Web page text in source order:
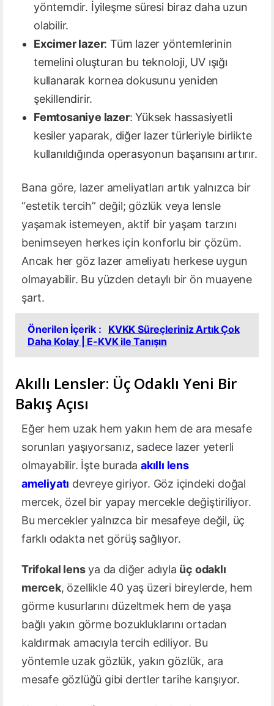
yöntemdir. İyileşme süresi biraz daha uzun
olabilir.
Excimer lazer: Tüm lazer yöntemlerinin
temelini oluşturan bu teknoloji, UV ışığı
kullanarak kornea dokusunu yeniden
şekillendirir.
Femtosaniye lazer: Yüksek hassasiyetli
kesiler yaparak, diğer lazer türleriyle birlikte
kullanıldığında operasyonun başarısını artırır.
Bana göre, lazer ameliyatları artık yalnızca bir
“estetik tercih” değil; gözlük veya lensle
yaşamak istemeyen, aktif bir yaşam tarzını
benimseyen herkes için konforlu bir çözüm.
Ancak her göz lazer ameliyatı herkese uygun
olmayabilir. Bu yüzden detaylı bir ön muayene
şart.
Önerilen İçerik :
KVKK Süreçleriniz Artık Çok
Daha Kolay | E-KVK ile Tanışın
Akıllı Lensler: Üç Odaklı Yeni Bir
Bakış Açısı
Eğer hem uzak hem yakın hem de ara mesafe
sorunları yaşıyorsanız, sadece lazer yeterli
olmayabilir. İşte buradaakıllı lens
ameliyatı devreye giriyor. Göz içindeki doğal
mercek, özel bir yapay mercekle değiştiriliyor.
Bu mercekler yalnızca bir mesafeye değil, üç
farklı odakta net görüş sağlıyor.
Trifokal lensya da diğer adıyla üç odaklı
mercek, özellikle 40 yaş üzeri bireylerde, hem
görme kusurlarını düzeltmek hem de yaşa
bağlı yakın görme bozukluklarını ortadan
kaldırmak amacıyla tercih ediliyor. Bu
yöntemle uzak gözlük, yakın gözlük, ara
mesafe gözlüğü gibi dertler tarihe karışıyor.